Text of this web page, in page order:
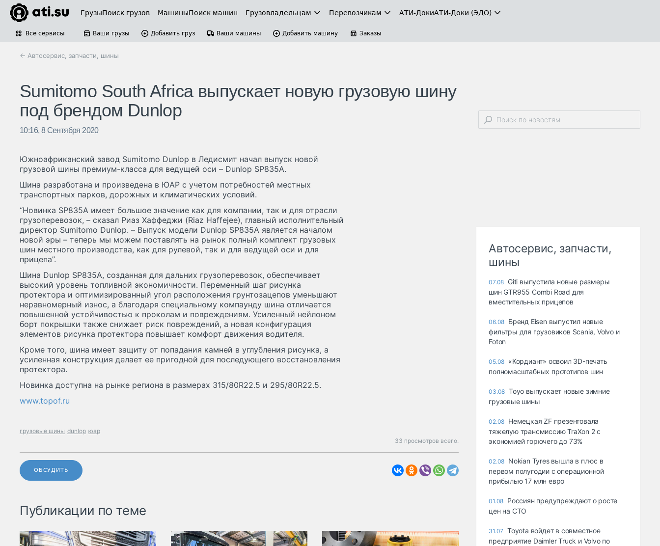
ГрузыПоиск грузов МашиныПоиск машин Грузовладельцам Перевозчикам АТИ-ДокиАТИ-Доки (ЭДО)
Все сервисы Ваши грузы Добавить груз Ваши машины Добавить машину Заказы
← Автосервис, запчасти, шины
Sumitomo South Africa выпускает новую грузовую шину
под брендом Dunlop
10:16, 8 Сентября 2020
Южноафриканский завод Sumitomo Dunlop в Ледисмит начал выпуск новой
грузовой шины премиум-класса для ведущей оси – Dunlop SP835A.
Шина разработана и произведена в ЮАР с учетом потребностей местных
транспортных парков, дорожных и климатических условий.
“Новинка SP835A имеет большое значение как для компании, так и для отрасли
грузоперевозок, – сказал Риаз Хаффеджи (Riaz Haffejee), главный исполнительный
директор Sumitomo Dunlop. – Выпуск модели Dunlop SP835A является началом
новой эры – теперь мы можем поставлять на рынок полный комплект грузовых
шин местного производства, как для рулевой, так и для ведущей оси и для
прицепа”.
Шина Dunlop SP835A, созданная для дальних грузоперевозок, обеспечивает
высокий уровень топливной экономичности. Переменный шаг рисунка
протектора и оптимизированный угол расположения грунтозацепов уменьшают
неравномерный износ, а благодаря специальному компаунду шина отличается
повышенной устойчивостью к проколам и повреждениям. Усиленный нейлоном
борт покрышки также снижает риск повреждений, а новая конфигурация
элементов рисунка протектора повышает комфорт движения водителя.
Кроме того, шина имеет защиту от попадания камней в углубления рисунка, а
усиленная конструкция делает ее пригодной для последующего восстановления
протектора.
Новинка доступна на рынке региона в размерах 315/80R22.5 и 295/80R22.5.
www.topof.ru
грузовые шины dunlop юар
33 просмотров всего.
ОБСУДИТЬ
Публикации по теме
Автосервис, запчасти,
шины
07.08 Giti выпустила новые размеры
шин GTR955 Combi Road для
вместительных прицепов
06.08 Бренд Eisen выпустил новые
фильтры для грузовиков Scania, Volvo и
Foton
05.08 «Кордиант» освоил 3D-печать
полномасштабных прототипов шин
03.08 Toyo выпускает новые зимние
грузовые шины
02.08 Немецкая ZF презентовала
тяжелую трансмиссию TraXon 2 с
экономией горючего до 73%
02.08 Nokian Tyres вышла в плюс в
первом полугодии с операционной
прибылью 17 млн евро
01.08 Россиян предупреждают о росте
цен на СТО
31.07
Toyota войдет в совместное
предприятие Daimler Truck и Volvo по